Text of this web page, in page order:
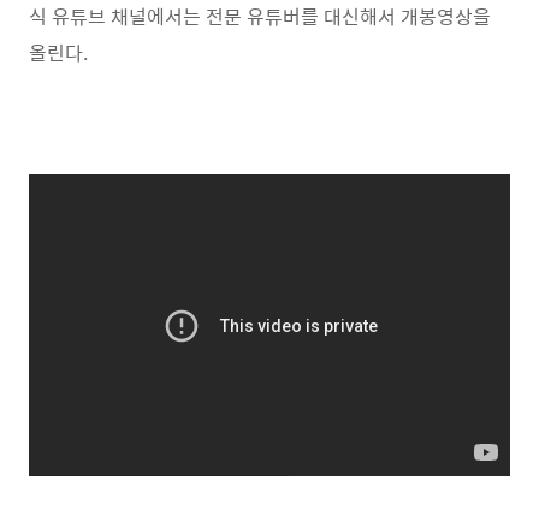
식 유튜브 채널에서는 전문 유튜버를 대신해서 개봉영상을
올린다.